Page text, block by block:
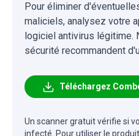
Pour éliminer
maliciels, analysez votre
logiciel antivirus légitime.
sécurité recommandent
Téléchargez
Un scanner gratuit vérifie si
infecté. Pour utiliser le